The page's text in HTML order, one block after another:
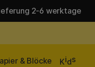
2-6 werktage
& Blöcke Kids